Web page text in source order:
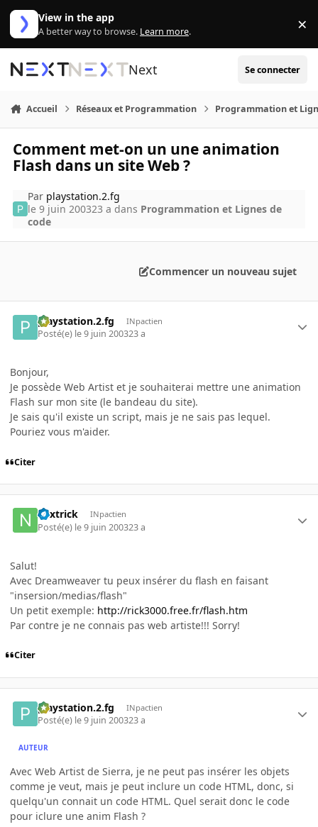
Aller au contenu
View in the app
A better way to browse. Learn more. ×
Next Se connecter
Accueil Réseaux et Programmation Programmation et
Comment met-on un une animation
Flash dans un site Web ?
Par playstation.2.fg
le 9 juin 200323 a dans Programmation et Lignes de
code
Commencer un nouveau sujet
playstation.2.fg INpactien
Posté(e) le 9 juin 200323 a
Bonjour,
Je possède Web Artist et je souhaiterai mettre une animation
Flash sur mon site (le bandeau du site).
Je sais qu'il existe un script, mais je ne sais pas lequel.
Pouriez vous m'aider.
Citer
nextrick INpactien
Posté(e) le 9 juin 200323 a
Salut!
Avec Dreamweaver tu peux insérer du flash en faisant
"insersion/medias/flash"
Un petit exemple: http://rick3000.free.fr/flash.htm
Par contre je ne connais pas web artiste!!! Sorry!
Citer
playstation.2.fg INpactien
Posté(e) le 9 juin 200323 a
AUTEUR
Avec Web Artist de Sierra, je ne peut pas insérer les objets
comme je veut, mais je peut inclure un code HTML, donc, si
quelqu'un connait un code HTML. Quel serait donc le code
pour iclure une anim Flash ?